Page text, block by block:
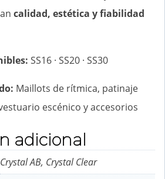
calidad, estética y fiabilidad
SS16 · SS20 · SS30
Maillots de rítmica, patinaje
escénico y accesorios
adicional
Crystal AB, Crystal Clear